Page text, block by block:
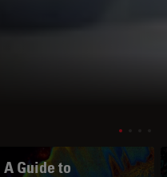
A Guide to